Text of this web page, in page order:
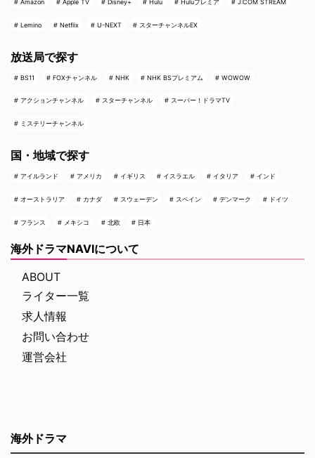
Amazon Apple TV Disney+ Hulu Huluプレミア J:COM STREAM
Lemino Netflix U-NEXT スターチャンネルEX
放送局で探す
BS11 FOXチャンネル NHK NHK BSプレミアム WOWOW
アクションチャンネル スターチャンネル スーパー！ドラマTV
ミステリーチャンネル
国・地域で探す
アイルランド アメリカ イギリス イスラエル イタリア インド
オーストラリア カナダ スウェーデン スペイン デンマーク ドイツ
フランス メキシコ 北欧 日本
海外ドラマNAVIについて
ABOUT
ライター一覧
求人情報
お問い合わせ
運営会社
海外ドラマ